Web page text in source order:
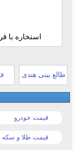
استخاره با
طالع بینی هندی
قیمت خودرو
قیمت طلا و سکه